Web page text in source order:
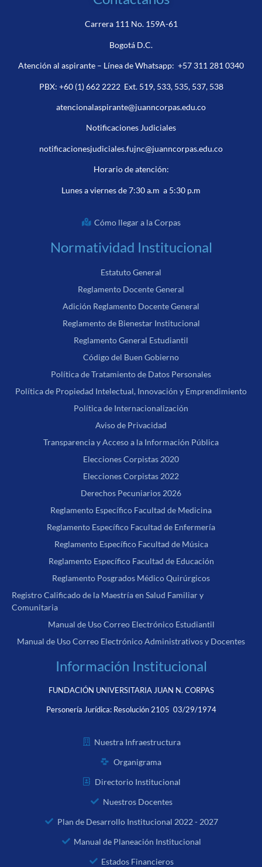
Carrera 111 No. 159A-61
Bogotá D.C.
Atención al aspirante – Línea de Whatsapp: +57 311 281 0340
PBX: +60 (1) 662 2222Ext. 519, 533, 535, 537, 538
atencionalaspirante@juanncorpas.edu.co
Notificaciones Judiciales
notificacionesjudiciales.fujnc@juanncorpas.edu.co
Horario de atención:
Lunes a viernes de 7:30 a.m a 5:30 p.m
Cómo llegar a la Corpas
Normatividad Institucional
Estatuto General
Reglamento Docente General
Adición Reglamento Docente General
Reglamento de Bienestar Institucional
Reglamento General Estudiantil
Código del Buen Gobierno
Política de Tratamiento de Datos Personales
Política de Propiedad Intelectual, Innovación y Emprendimiento
Política de Internacionalización
Aviso de Privacidad
Transparencia y Acceso a la Información Pública
Elecciones Corpistas 2020
Elecciones Corpistas 2022
Derechos Pecuniarios 2026
Reglamento Específico Facultad de Medicina
Reglamento Específico Facultad de Enfermería
Reglamento Específico Facultad de Música
Reglamento Específico Facultad de Educación
Reglamento Posgrados Médico Quirúrgicos
Registro Calificado de la Maestría en Salud Familiar y
Comunitaria
Manual de Uso Correo Electrónico Estudiantil
Manual de Uso Correo Electrónico Administrativos y Docentes
Información Institucional
FUNDACIÓN UNIVERSITARIA JUAN N. CORPAS
Personería Jurídica: Resolución 2105 03/29/1974
Nuestra Infraestructura
Organigrama
Directorio Institucional
Nuestros Docentes
Plan de Desarrollo Institucional 2022 - 2027
Manual de Planeación Institucional
Estados Financieros